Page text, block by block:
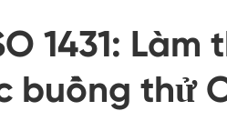
Buồng rung
Buồng thử nghiệm nhiệt độ
1431:
buồng thử